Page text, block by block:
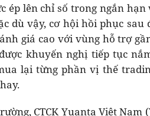
ép lên chỉ số trong ngắn
dù vậy, cơ hội hồi phục
giá cao với vùng hỗ trợ
khuyến nghị tiếp tục
lại từng phần vị thế
CTCK Yuanta Việt Nam